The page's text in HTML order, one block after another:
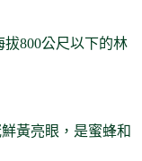
800公尺以下的林
黃亮眼，是蜜蜂和